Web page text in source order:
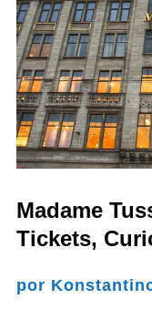
Madame
Tickets,
por